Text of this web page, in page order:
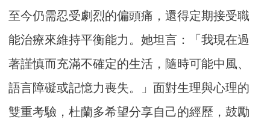
至今仍需忍受劇烈的偏頭痛，還得定期接受職
能治療來維持平衡能力。她坦言：「我現在過
著謹慎而充滿不確定的生活，隨時可能中風、
語言障礙或記憶力喪失。」面對生理與心理的
雙重考驗，杜蘭多希望分享自己的經歷，鼓勵